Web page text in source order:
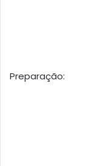
Preparação: